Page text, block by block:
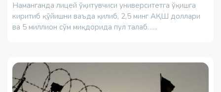
Наманганда лицей ўқитувчиси университетга ўқишга
киритиб қўйишни ваъда қилиб, 2,5 минг АҚШ доллари
ва 5 миллион сўм миқдорида пул талаб…...